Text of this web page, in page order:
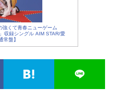
強くて青春ニューゲーム
収録シングル AIM STAR/愛
常盤】